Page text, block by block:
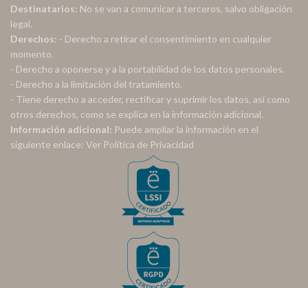
Destinatarios: No se van a comunicar a terceros, salvo obligación
legal.
Derechos: - Derecho a retirar el consentimiento en cualquier
momento.
- Derecho a oponerse y a la portabilidad de los datos personales.
- Derecho a la limitación del tratamiento.
- Tiene derecho a acceder, rectificar y suprimir los datos, así como
otros derechos, como se explica en la información adicional.
Información adicional: Puede ampliar la información en el
siguiente enlace: Ver Política de Privacidad